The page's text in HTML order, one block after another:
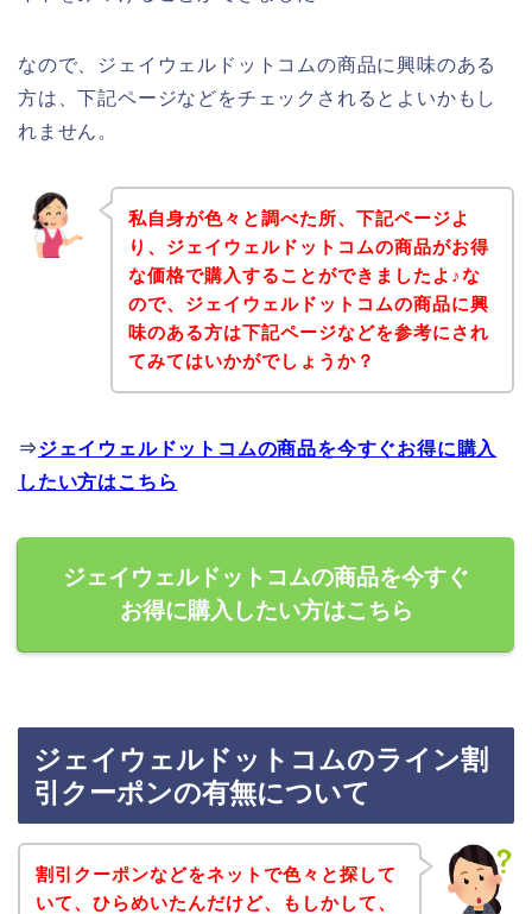
なので、ジェイウェルドットコムの商品に興味のある
方は、下記ページなどをチェックされるとよいかもし
れません。
私自身が色々と調べた所、下記ページよ
り、ジェイウェルドットコムの商品がお得
な価格で購入することができましたよ♪な
ので、ジェイウェルドットコムの商品に興
味のある方は下記ページなどを参考にされ
てみてはいかがでしょうか？
⇒ジェイウェルドットコムの商品を今すぐお得に購入
したい方はこちら
ジェイウェルドットコムの商品を今すぐ
お得に購入したい方はこちら
ジェイウェルドットコムのライン割
引クーポンの有無について
割引クーポンなどをネットで色々と探して
いて、ひらめいたんだけど、もしかして、